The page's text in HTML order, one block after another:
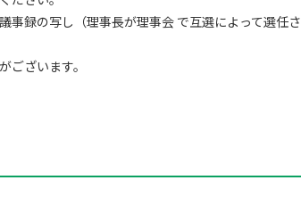
録の写し（理事長が理事会 で互選によって選任
ざいます。